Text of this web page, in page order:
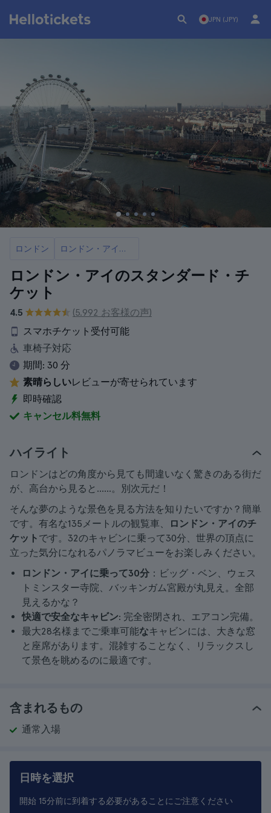
JPN (JPY)
ロンドン ロンドン・アイのチケット
ロンドン・アイのスタンダード・チ
ケット
4.5
(5.992 お客様の声)
スマホチケット受付可能
車椅子対応
期間: 30 分
素晴らしいレビューが寄せられています
即時確認
キャンセル料無料
ハイライト
ロンドンはどの角度から見ても間違いなく驚きのある街だ
が、高台から見ると......。別次元だ！
そんな夢のような景色を見る方法を知りたいですか？簡単
です。有名な135メートルの観覧車、
ロンドン・アイのチ
ケット です。32のキャビンに乗って30分、世界の頂点に
立った気分になれるパノラマビューをお楽しみください。
ロンドン・アイに乗って30分 ：ビッグ・ベン、ウェス
トミンスター寺院、バッキンガム宮殿が丸見え。全部
見えるかな？
快適で安全なキャビン: 完全密閉され、エアコン完備。
最大28名様までご乗車可能なキャビンには、大きな窓
と座席があります。混雑することなく、リラックスし
て景色を眺めるのに最適です。
含まれるもの
通常入場
日時を選択
開始 15分前に到着する必要があることにご注意ください